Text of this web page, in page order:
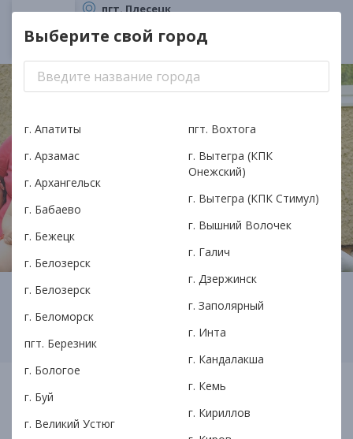
пгт. Плесецк
КПК Илма
Плесецк
Доверительные займы
до 400 000 рублей в день обращения!
Получить займ для крупных расходов в КПК Илма очень
просто. Понадобится минимум документов!
Мне нужно
Выберите свой город
г. Апатиты
г. Арзамас
г. Архангельск
г. Бабаево
г. Бежецк
г. Белозерск
г. Белозерск
г. Беломорск
пгт. Березник
г. Бологое
г. Буй
г. Великий Устюг
пгт. Вохтога
г. Вытегра (КПК
Онежский)
г. Вытегра (КПК Стимул)
г. Вышний Волочек
г. Галич
г. Дзержинск
г. Заполярный
г. Инта
г. Кандалакша
г. Кемь
г. Кириллов